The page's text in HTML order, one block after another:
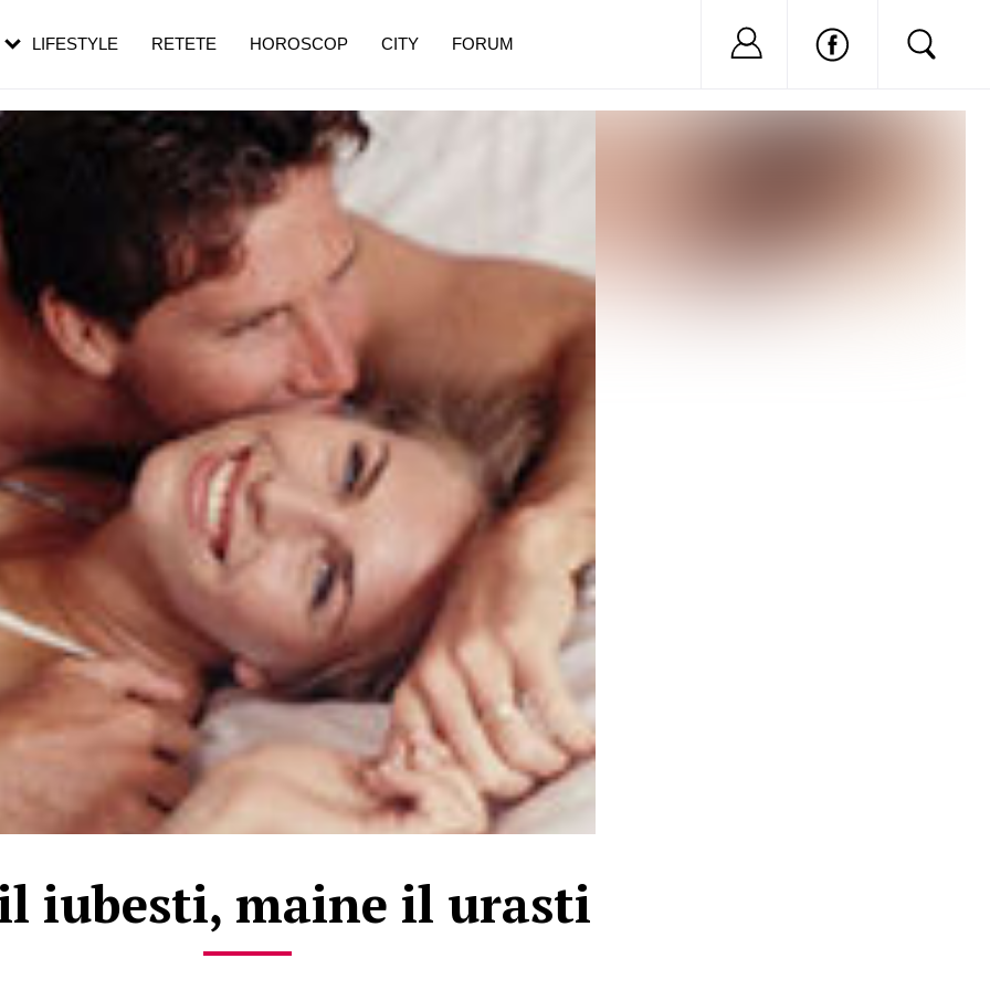
iubesti, maine il urasti
LIFESTYLE RETETE HOROSCOP CITY FORUM Nu ai cont?
în vârstă
de dureroasă este investigația